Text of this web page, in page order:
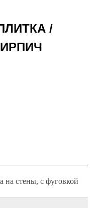
/
на стены, с фуговкой